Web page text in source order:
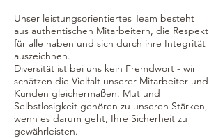
Unser leistungsorientiertes Team besteht
aus authentischen Mitarbeitern, die Respekt
für alle haben und sich durch ihre Integrität
auszeichnen.
Diversität ist bei uns kein Fremdwort - wir
schätzen die Vielfalt unserer Mitarbeiter und
Kunden gleichermaßen. Mut und
Selbstlosigkeit gehören zu unseren Stärken,
wenn es darum geht, Ihre Sicherheit zu
gewährleisten.